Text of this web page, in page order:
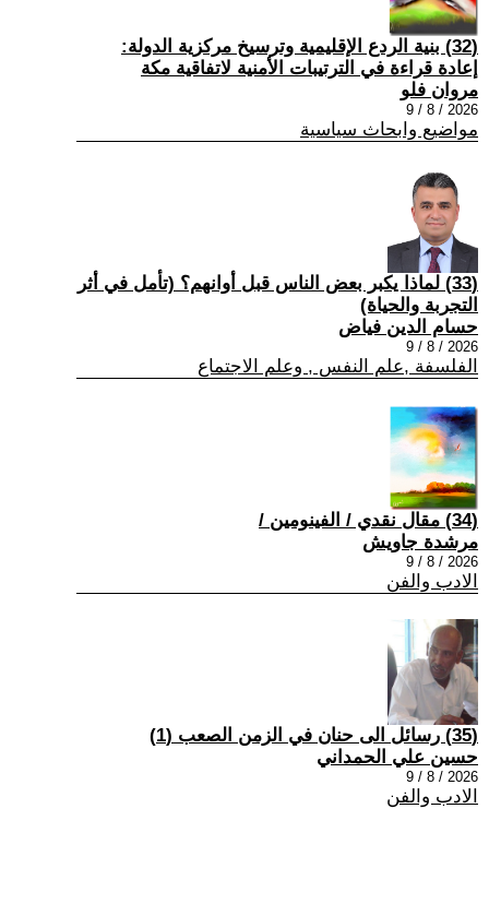
(32) بنية الردع الإقليمية وترسيخ مركزية الدولة:
إعادة قراءة في الترتيبات الأمنية لاتفاقية مكة
مروان فلو
2026 / 8 / 9
مواضيع وابحاث سياسية
(33) لماذا يكبر بعض الناس قبل أوانهم؟ (تأمل في أثر
التجربة والحياة)
حسام الدين فياض
2026 / 8 / 9
الفلسفة ,علم النفس , وعلم الاجتماع
(34) مقال نقدي / الفينومين /
مرشدة جاويش
2026 / 8 / 9
الادب والفن
(35) رسائل الى حنان في الزمن الصعب (1)
حسين علي الحمداني
2026 / 8 / 9
الادب والفن